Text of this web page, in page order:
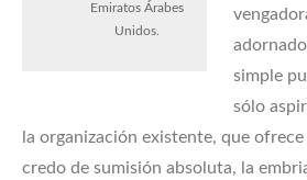
Emiratos Árabes
Unidos.
simple
sólo
la organización existente, que
credo de sumisión absoluta, la